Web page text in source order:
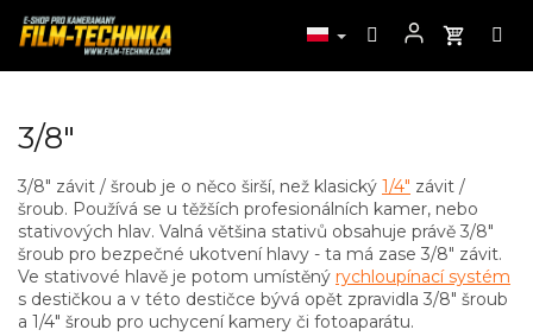
do
treści3/8"
3/8" závit / šroub je o něco širší, než klasický 1/4" závit /
šroub. Používá se u těžších profesionálních kamer, nebo
stativových hlav. Valná většina stativů obsahuje právě 3/8"
šroub pro bezpečné ukotvení hlavy - ta má zase 3/8" závit.
Ve stativové hlavě je potom umístěný rychloupínací systém
s destičkou a v této destičce bývá opět zpravidla 3/8" šroub
a 1/4" šroub pro uchycení kamery či fotoaparátu.